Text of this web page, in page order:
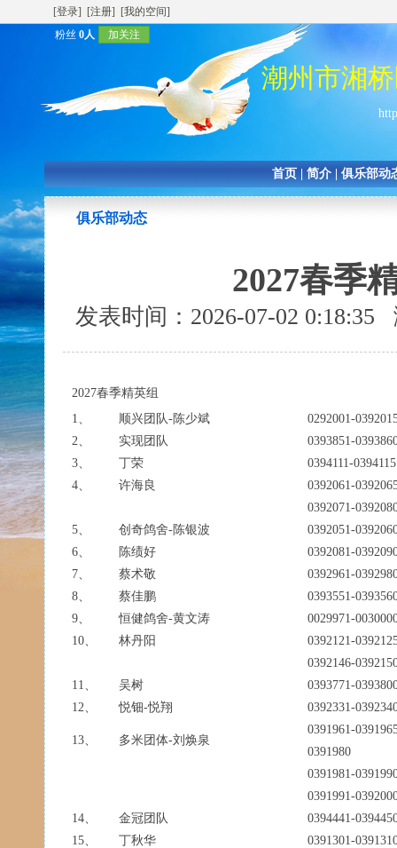
[登录] [注册]
[我的空间]
粉丝 0人 加关注
潮州市湘
首页 简介 俱乐部动
俱乐部动态
2027春季
发表时间：2026-07-02
2027春季精英组
1、
顺兴团队-陈少斌
0292001-
2、
实现团队
0393851-
3、
丁荣
0394111-
4、
许海良
0392061-
0392071-
5、
创奇鸽舍-陈银波
0392051-
6、
陈绩好
0392081-
7、
蔡术敬
0392961-
8、
蔡佳鹏
0393551-
9、
恒健鸽舍-黄文涛
0029971-
10、
林丹阳
0392121-
0392146-
11、
吴树
0393771-
12、
悦钿-悦翔 0392331-
13、 多米团体-刘焕泉
0391961-
0391980
0391981-
0391991-
14、
金冠团队
0394441-
15、
丁秋华
0391301-